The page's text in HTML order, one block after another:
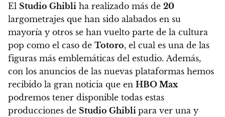
El Studio Ghibli ha realizado más de 20
largometrajes que han sido alabados en su
mayoría y otros se han vuelto parte de la cultura
pop como el caso de Totoro, el cual es una de las
figuras más emblemáticas del estudio. Además,
con los anuncios de las nuevas plataformas hemos
recibido la gran noticia que en HBO Max
podremos tener disponible todas estas
producciones de Studio Ghibli para ver una y